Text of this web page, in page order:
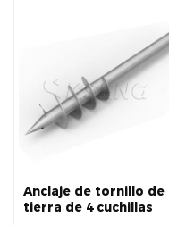
eficiente de
la energía solar.
Anclaje de tornillo de
tierra de 4 cuchillas